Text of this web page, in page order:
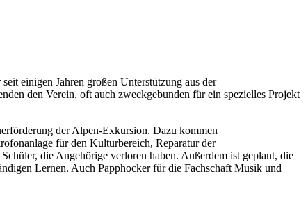
einigen Jahren großen Unterstützung aus der
den Verein, oft auch zweckgebunden für ein spezielles Projekt
der Alpen-Exkursion. Dazu kommen
für den Kulturbereich, Reparatur der
die Angehörige verloren haben. Außerdem ist geplant, die
Lernen. Auch Papphocker für die Fachschaft Musik und